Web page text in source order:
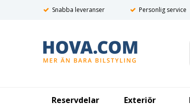
Snabba leveranser Personlig service
Reservdelar Exteriör